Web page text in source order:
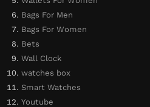
Bags For Men
Bags For Women
Bets
Wall Clock
watches box
Smart Watches
Youtube